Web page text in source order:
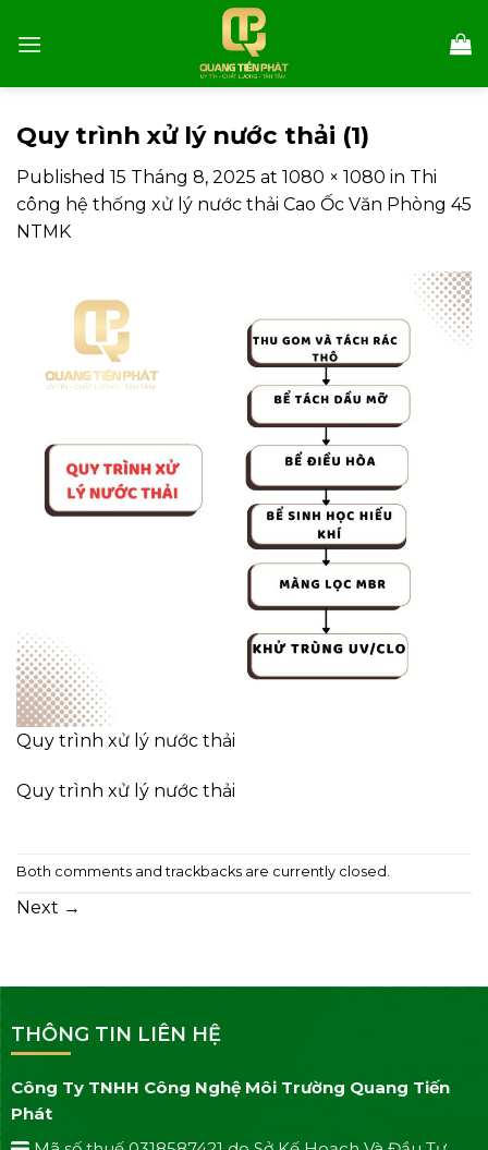
Quy trình xử lý nước thải (1)
Published 15 Tháng 8, 2025 at 1080 × 1080 in Thi
công hệ thống xử lý nước thải Cao Ốc Văn Phòng 45
NTMK
Quy trình xử lý nước thải
Quy trình xử lý nước thải
Both comments and trackbacks are currently closed.
Next →
THÔNG TIN LIÊN HỆ
Công Ty TNHH Công Nghệ Môi Trường Quang Tiến
Phát